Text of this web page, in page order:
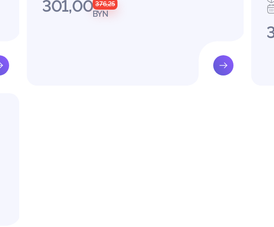
предоставление квалифицированной юридической помощи,
основе лицами, получившими статус адвоката в порядке, установленно
и юридическим лицам в целях защиты их прав, свобод и интересов, а
доступа к правосудию. Участвуя в гражданском процессе, адвокат
в судебной защите, являются доверителями в гражданском судопроизво
Осуществляя свою деятельность, адвокат не должен противоречить нормам
под сомнение. В таком случае адвокат должен разъяснить лицу, ко
такая помощь, может обратиться в юридические службы, созданные
адвокатам.
301,00 376,25
BYN